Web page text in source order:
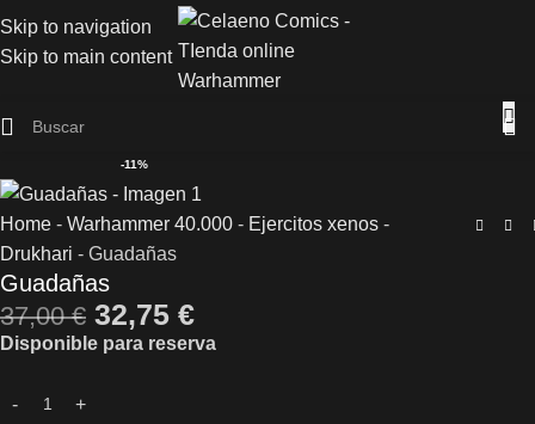
Skip to navigation
Skip to main content
-11%
Home - Warhammer 40.000 - Ejercitos xenos -
Drukhari - Guadañas
Guadañas
37,00€ 32,75 €
Disponible para reserva